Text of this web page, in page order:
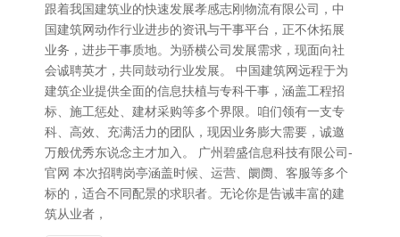
跟着我国建筑业的快速发展孝感志刚物流有限公司，中
国建筑网动作行业进步的资讯与干事平台，正不休拓展
业务，进步干事质地。为骄横公司发展需求，现面向社
会诚聘英才，共同鼓动行业发展。 中国建筑网远程于为
建筑企业提供全面的信息扶植与专科干事，涵盖工程招
标、施工惩处、建材采购等多个界限。咱们领有一支专
科、高效、充满活力的团队，现因业务膨大需要，诚邀
万般优秀东说念主才加入。 广州碧盛信息科技有限公司-
官网 本次招聘岗亭涵盖时候、运营、阛阓、客服等多个
标的，适合不同配景的求职者。无论你是告诫丰富的建
筑从业者，